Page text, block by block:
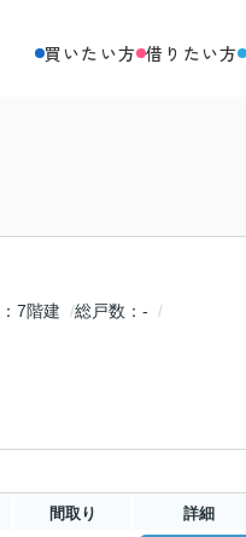
買いたい方 借りたい方
7階建 総戸数
-
間取り 詳細